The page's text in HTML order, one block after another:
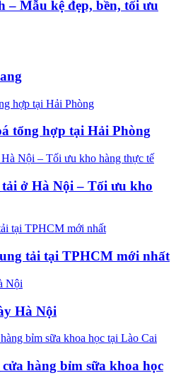
– Mẫu kệ đẹp, bền, tối ưu
tổng hợp tại Hải Phòng
ở Hà Nội – Tối ưu kho
tải tại TPHCM mới nhất
Hà Nội
hàng bỉm sữa khoa học